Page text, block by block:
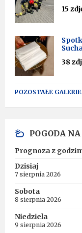
15
38
POZOSTAŁE GALERIE
POGODA
Prognoza z
Dzisiaj
7 sierpnia 2026
Sobota
8 sierpnia 2026
Niedziela
9 sierpnia 2026